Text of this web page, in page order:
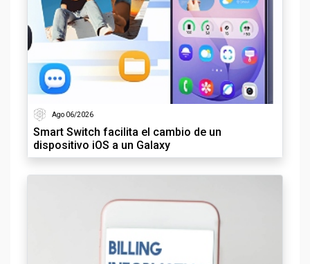
Ago 06/2026
Smart Switch facilita el cambio de un
dispositivo iOS a un Galaxy